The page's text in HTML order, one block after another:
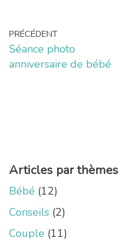
PRÉCÉDENT
Séance photo
anniversaire de bébé
Articles par thèmes
Bébé (12)
Conseils (2)
Couple (11)